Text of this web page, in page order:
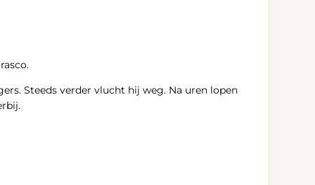
Steeds verder vlucht hij weg. Na uren lopen